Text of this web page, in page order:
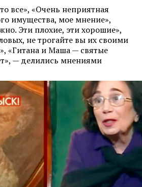
все», «Очень неприятная
имущества, мое мнение»,
Эти плохие, эти хорошие»,
не трогайте вы их своими
«Гитана и Маша — святые
— делились мнениями